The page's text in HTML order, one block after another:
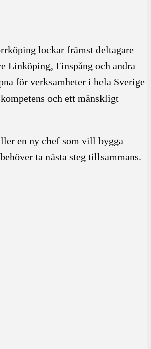
lockar främst deltagare
Linköping, Finspång och andra
för verksamheter i hela Sverige
och ett mänskligt
en ny chef som vill bygga
ta nästa steg tillsammans.